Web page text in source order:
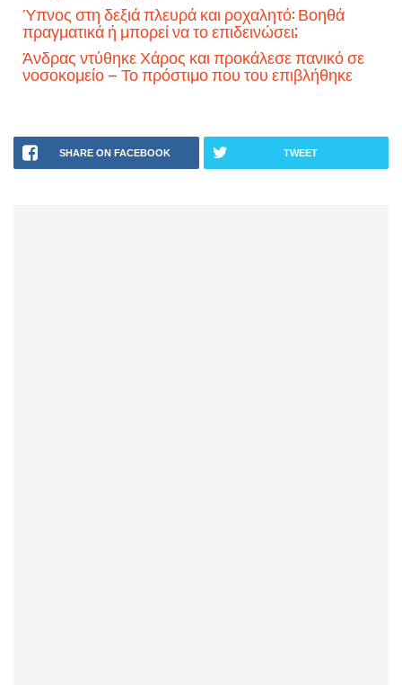
Ύπνος στη δεξιά πλευρά και ροχαλητό: Βοηθά
πραγματικά ή μπορεί να το επιδεινώσει;
Άνδρας ντύθηκε Χάρος και προκάλεσε πανικό σε
νοσοκομείο – Το πρόστιμο που του επιβλήθηκε
SHARE ON FACEBOOK TWEET